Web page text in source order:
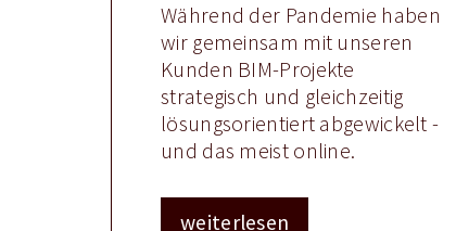
Während der Pandemie haben
wir gemeinsam mit unseren
Kunden BIM-Projekte
strategisch und gleichzeitig
lösungsorientiert abgewickelt -
und das meist online.
weiterlesen